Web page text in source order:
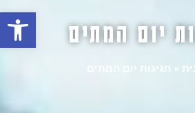
יום המתים
» חגיגות יום המתים